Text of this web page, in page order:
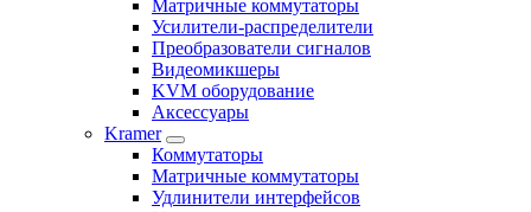
Матричные коммутаторы
Усилители-распределители
Преобразователи сигналов
Видеомикшеры
KVM оборудование
Аксессуары
Kramer
Коммутаторы
Матричные коммутаторы
Удлинители интерфейсов